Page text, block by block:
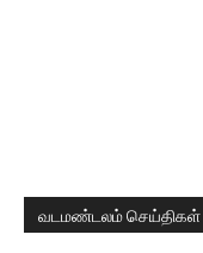
வடமண்டலம் செய்திகள்